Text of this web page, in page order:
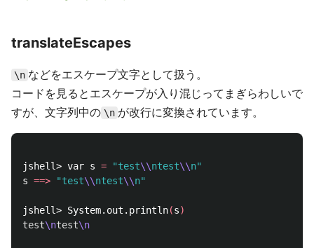
translateEscapes
\n などをエスケープ文字として扱う。
コードを見るとエスケープが入り混じってまぎらわしいで
すが、文字列中の \n が改行に変換されています。
jshell> var s = "test\\ntest\\n"
s ==> "test\\ntest\\n"
jshell> System.out.println(s)
test\ntest\n